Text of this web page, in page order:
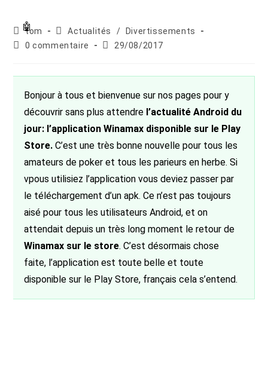
Auteur/autrice
de
tom
Post
category:
Actualités /
Divertissements
Commentaires
publication :
0 commentaire
Publication
29/08/2017
Bonjour à tous et bienvenue sur nos pages pour y
découvrir sans plus attendre l’actualité Android du
jour: l’application Winamax disponible sur le Play
Store.C’est une très bonne nouvelle pour tous les
amateurs de poker et tous les parieurs en herbe. Si
vpous utilisiez l’application vous deviez passer par
le téléchargement d’un apk. Ce n’est pas toujours
aisé pour tous les utilisateurs Android, et on
attendait depuis un très long moment le retour de
Winamax sur le store. C’est désormais chose
faite, l’application est toute belle et toute
disponible sur le Play Store, français cela s’entend.